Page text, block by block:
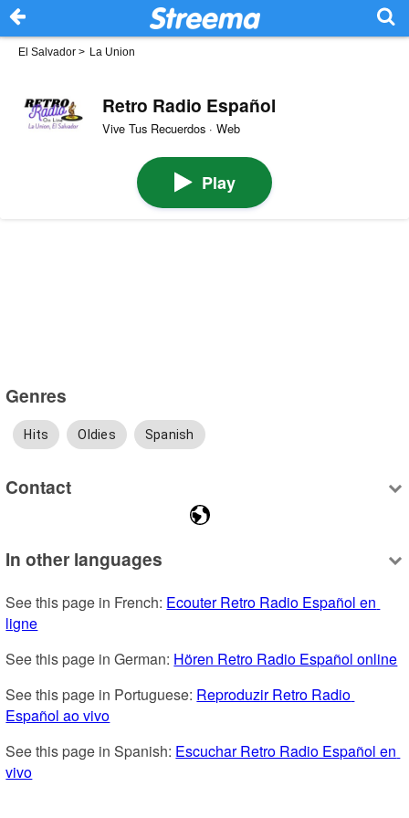
El Salvador > La Union
Retro Radio Español
Vive Tus Recuerdos · Web
Play
Genres
Hits Oldies Spanish
Contact
In other languages
See this page in French: Ecouter Retro Radio Español en
ligne
See this page in German: Hören Retro Radio Español online
See this page in Portuguese: Reproduzir Retro Radio
Español ao vivo
See this page in Spanish: Escuchar Retro Radio Español en
vivo